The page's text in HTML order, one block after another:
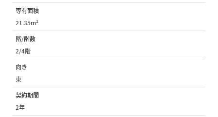
専有面積
21.35m²
階/階数
2/4階
向き
東
契約期間
2年